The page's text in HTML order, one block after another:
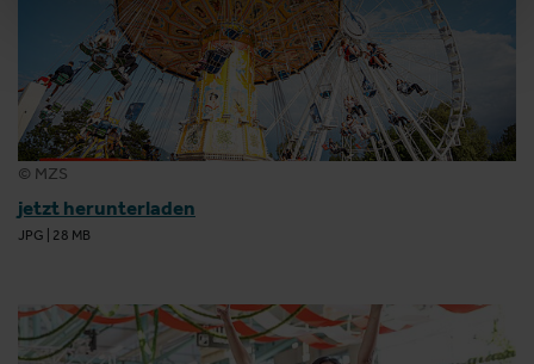
© MZS
jetzt herunterladen
JPG 28 MB